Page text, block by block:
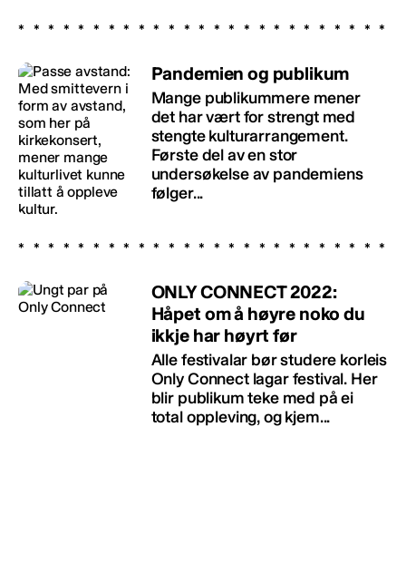
Pandemien og publikum
Mange publikummere mener
det har vært for strengt med
stengte kulturarrangement.
Første del av en stor
undersøkelse av pandemiens
følger...
ONLY CONNECT 2022:
Håpet om å høyre noko du
ikkje har høyrt før
Alle festivalar bør studere korleis
Only Connect lagar festival. Her
blir publikum teke med på ei
total oppleving, og kjem...